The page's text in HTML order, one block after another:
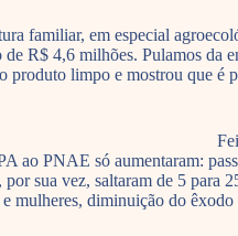
familiar, em especial
R$ 4,6 milhões. Pulamos da
produto limpo e mostrou que é
ao PNAE só aumentaram:
sua vez, saltaram de 5 para
mulheres, diminuição do êxodo